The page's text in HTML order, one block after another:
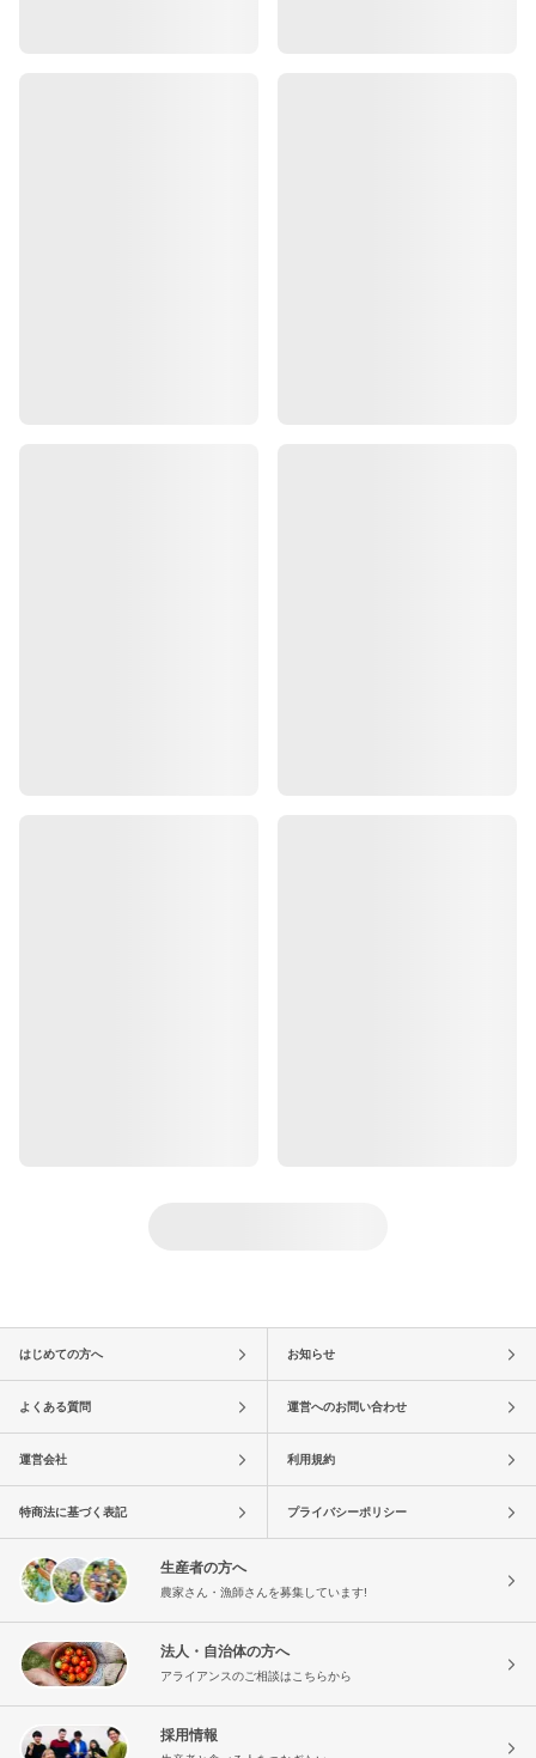
はじめての方へ お知らせ
よくある質問 運営へのお問い合わせ
運営会社 利用規約
特商法に基づく表記 プライバシーポリシー
生産者の方へ
農家さん・漁師さんを募集しています!
法人・自治体の方へ
アライアンスのご相談はこちらから
採用情報